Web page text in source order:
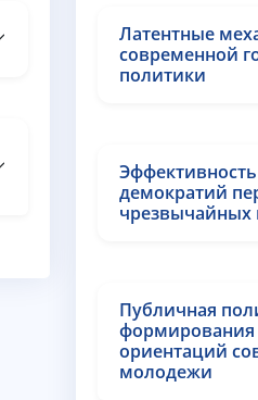
Латентные
современной
политики
демократий перед
чрезвычайных
Публичная
формирования
ориентаций
молодежи